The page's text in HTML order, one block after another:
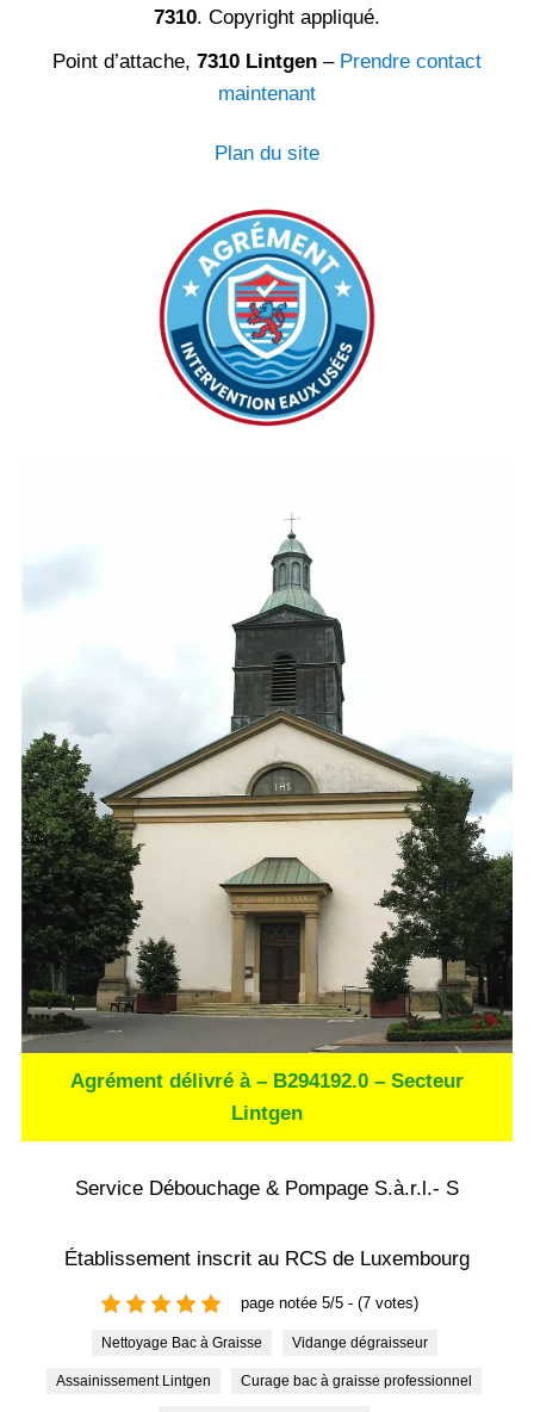
7310. Copyright appliqué.
Point d’attache, 7310 Lintgen – Prendre contact
maintenant
Plan du site
Agrément délivré à – B294192.0 – Secteur
Lintgen
Service Débouchage & Pompage S.à.r.l.- S
Établissement inscrit au RCS de Luxembourg
page notée 5/5 - (7 votes)
Nettoyage Bac à Graisse Vidange dégraisseur
Assainissement Lintgen curage bac à graisse professionnel